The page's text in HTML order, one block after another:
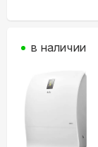
в наличии